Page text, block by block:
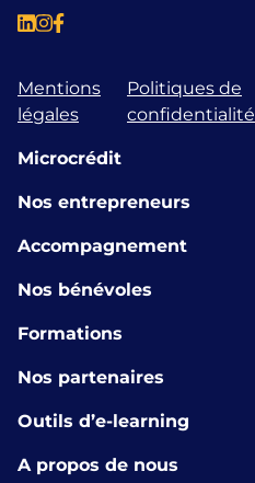
Mentions
légales
Politiques de
confidentialité
Microcrédit
Nos entrepreneurs
Accompagnement
Nos bénévoles
Formations
Nos partenaires
Outils d’e-learning
A propos de nous